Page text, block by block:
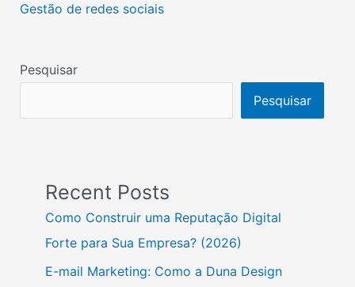
Gestão de redes sociais
Pesquisar
Pesquisar
Recent Posts
Como Construir uma Reputação Digital
Forte para Sua Empresa? (2026)
E-mail Marketing: Como a Duna Design